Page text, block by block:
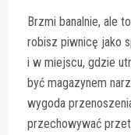
Brzmi banalnie, ale
robisz piwnicę jako
i w miejscu, gdzie
być magazynem
wygoda
przechowywać